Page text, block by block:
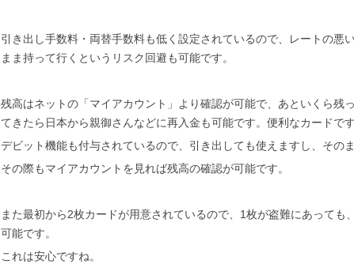
引き出し手数料・両替手数料も低く設定されているので、レートの悪
まま持って行くというリスク回避も可能です。
残高はネットの「マイアカウント」より確認が可能で、あといくら残
てきたら日本から親御さんなどに再入金も可能です。便利なカードです
デビット機能も付与されているので、引き出しても使えますし、その
その際もマイアカウントを見れば残高の確認が可能です。
また最初から2枚カードが用意されているので、1枚が盗難にあっても
可能です。
これは安心ですね。